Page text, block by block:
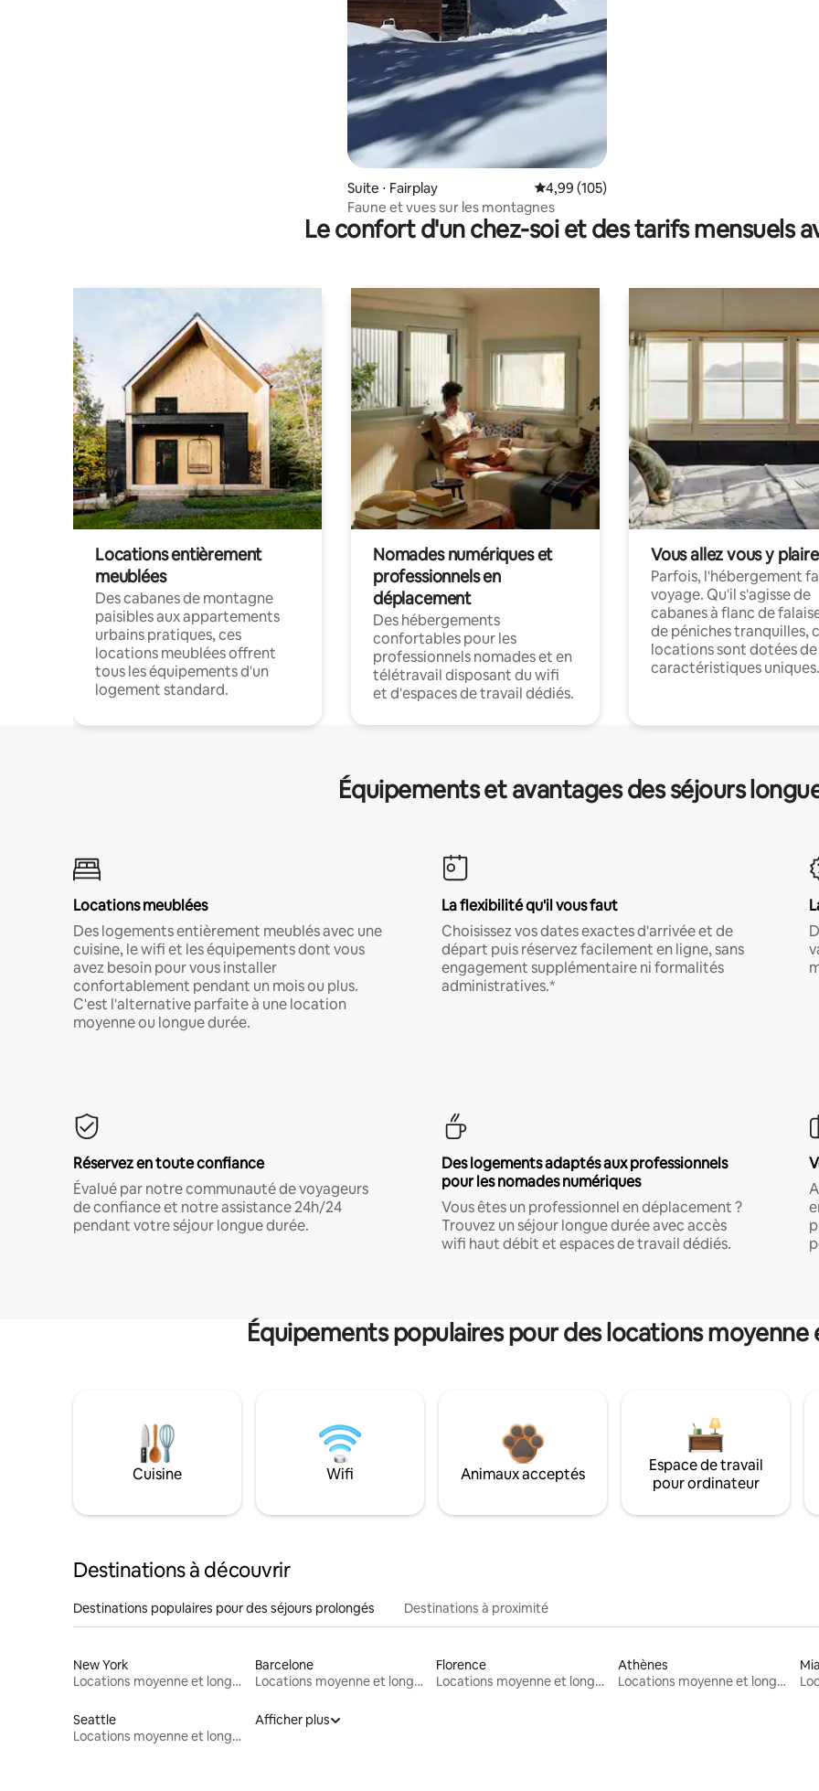
Suite ⋅ Fairplay Évaluation moyenne sur la base de 105
4,99 (105)
Faune et vues sur les montagnes
Le confort d'un chez-soi et des tarifs mensuels
Locations entièrement
meublées
Des cabanes de montagne
paisibles aux appartements
urbains pratiques, ces
locations meublées offrent
tous les équipements d'un
logement standard.
Nomades numériques et
professionnels en
déplacement
Des hébergements
confortables pour les
professionnels nomades et en
télétravail disposant du wifi
et d'espaces de travail dédiés.
Vous allez vous y plaire
Parfois, l'hébergement
voyage. Qu'il s'agisse de
cabanes à flanc de
de péniches tranquilles,
locations sont dotées de
caractéristiques uniques.
Équipements et avantages des séjours
Locations meublées
Des logements entièrement meublés avec une
cuisine, le wifi et les équipements dont vous
avez besoin pour vous installer
confortablement pendant un mois ou plus.
C'est l'alternative parfaite à une location
moyenne ou longue durée.
La flexibilité qu'il vous faut
Choisissez vos dates exactes d'arrivée et de
départ puis réservez facilement en ligne, sans
engagement supplémentaire ni formalités
administratives.*
Réservez en toute confiance
Évalué par notre communauté de voyageurs
de confiance et notre assistance 24h/24
pendant votre séjour longue durée.
Des logements adaptés aux professionnels
pour les nomades numériques
Vous êtes un professionnel en déplacement ?
Trouvez un séjour longue durée avec accès
wifi haut débit et espaces de travail dédiés.
Équipements populaires pour des locations
Cuisine Wifi Animaux acceptés
Espace de travail
pour ordinateur
Destinations à découvrir
Destinations populaires pour des séjours prolongés Destinations à proximité
New York
Locations moyenne et longue durée
Barcelone
Locations moyenne et longue durée
Florence
Locations moyenne et longue durée
Athènes
Locations moyenne et longue durée
Seattle
Locations moyenne et longue durée
Afficher plus